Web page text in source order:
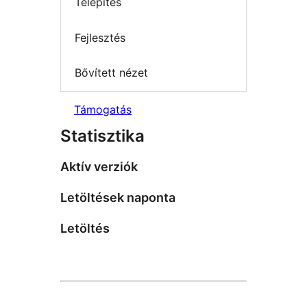
Fejlesztés
Bővített nézet
Támogatás
Statisztika
Aktív verziók
Letöltések naponta
Letöltés